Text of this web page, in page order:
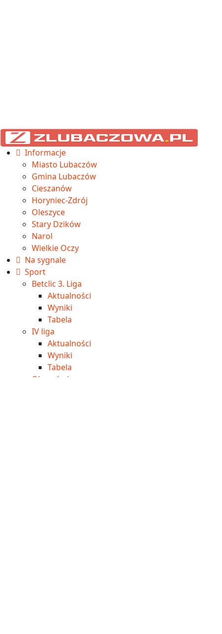
Informacje
Miasto Lubaczów
Gmina Lubaczów
Cieszanów
Horyniec-Zdrój
Oleszyce
Stary Dzików
Narol
Wielkie Oczy
Na sygnale
Sport
Betclic 3. Liga
Aktualności
Wyniki
Tabela
IV liga
Aktualności
Wyniki
Tabela
Okręgówka